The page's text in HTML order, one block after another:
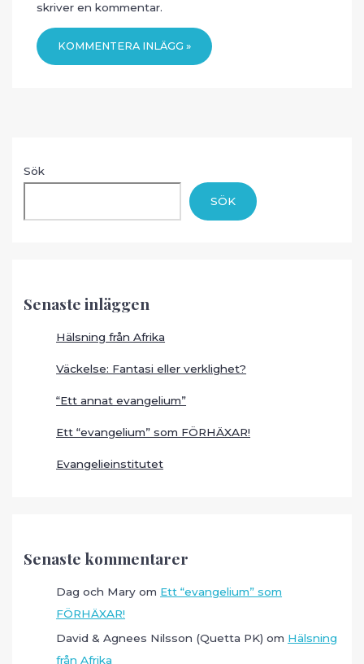
skriver en kommentar.
Sök
SÖK
Senaste inläggen
Hälsning från Afrika
Väckelse: Fantasi eller verklighet?
“Ett annat evangelium”
Ett “evangelium” som FÖRHÄXAR!
Evangelieinstitutet
Senaste kommentarer
Dag och Mary om Ett “evangelium” som
FÖRHÄXAR!
David & Agnees Nilsson (Quetta PK) om Hälsning
från Afrika